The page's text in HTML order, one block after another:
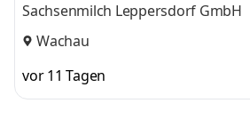
Sachsenmilch Leppersdorf GmbH
Wachau
vor 11 Tagen